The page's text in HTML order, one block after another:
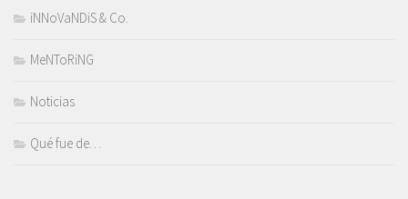
iNNoVaNDiS & Co.
MeNToRiNG
Noticias
Qué fue de…